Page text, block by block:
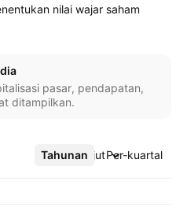
nilai wajar saham
pasar, pendapatan,
ditampilkan.
Tahunan Per-kuartal
Lebih lanjut